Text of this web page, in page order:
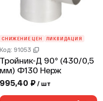
СНИЖЕНИЕ ЦЕН ЛИКВИДАЦИЯ
Код: 91053
Тройник-Д 90° (430/0,5
мм) Ф130 Нерж
995,40 ₽ / шт